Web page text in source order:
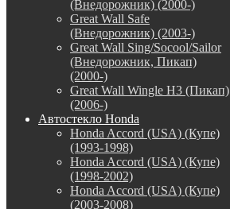
(Внедорожник) (2000-)
Great Wall Safe
(Внедорожник) (2003-)
Great Wall Sing/Socool/Sailor
(Внедорожник, Пикап)
(2000-)
Great Wall Wingle H3 (Пикап)
(2006-)
Автостекло Honda
Honda Accord (USA) (Купе)
(1993-1998)
Honda Accord (USA) (Купе)
(1998-2002)
Honda Accord (USA) (Купе)
(2003-2008)